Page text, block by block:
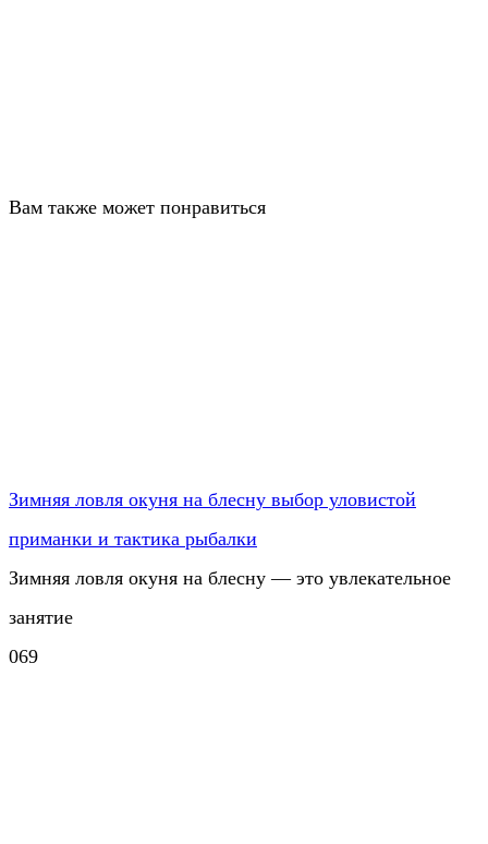
Вам также может понравиться
Зимняя ловля окуня на блесну выбор уловистой
приманки и тактика рыбалки
Зимняя ловля окуня на блесну — это увлекательное
занятие
069